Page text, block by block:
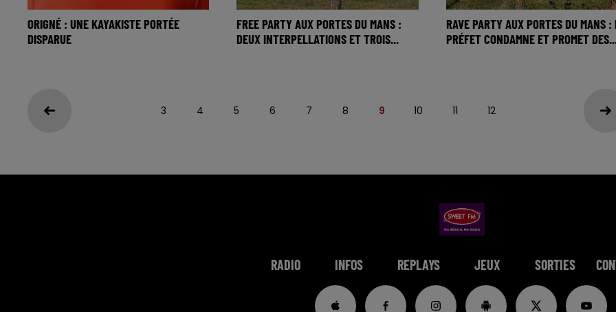
ORIGNÉ : UNE KAYAKISTE PORTÉE
DISPARUE
FREE PARTY AUX PORTES DU MANS :
DEUX INTERPELLATIONS ET TROIS...
RAVE PARTY AUX PORTES DU MANS :
PRÉFET CONDAMNE ET PROMET
3 4 5 6 7 8 9 10 11 12
RADIO INFOS REPLAYS JEUX SORTIES